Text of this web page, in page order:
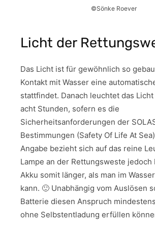
©Sönke Roever
Licht der
Das Licht ist für gewöhnlich so
Kontakt mit Wasser eine
stattfindet. Danach leuchtet das
acht Stunden, sofern es die
Sicherheitsanforderungen der
Bestimmungen (Safety Of Life At
Angabe bezieht sich auf das reine
Lampe an der Rettungsweste
Akku somit länger, als man im
kann. 🙂 Unabhängig vom Auslösen
Batterie diesen Anspruch
ohne Selbstentladung erfüllen